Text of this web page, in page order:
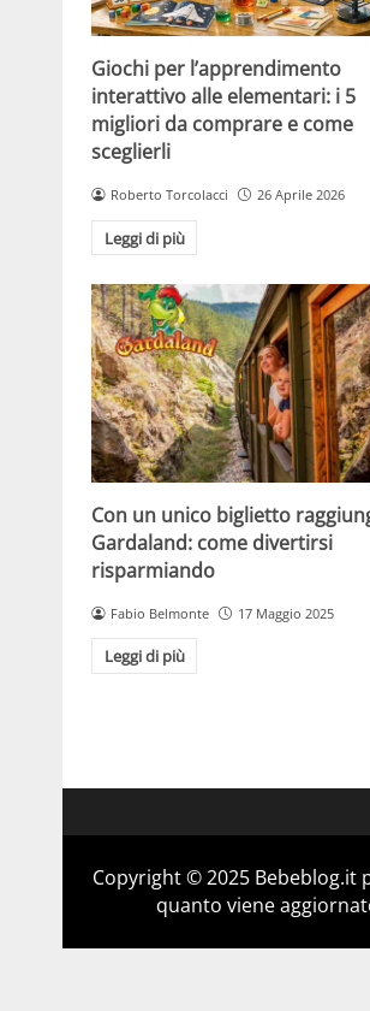
Giochi per l’apprendimento
interattivo alle elementari: i 5
migliori da comprare e come
sceglierli
Roberto Torcolacci 26 Aprile 2026
Leggi di più
Con un unico biglietto
Gardaland: come divertirsi
risparmiando
Fabio Belmonte 17 Maggio 2025
Leggi di più
Copyright © 2025 Bebeblog.it
quanto viene